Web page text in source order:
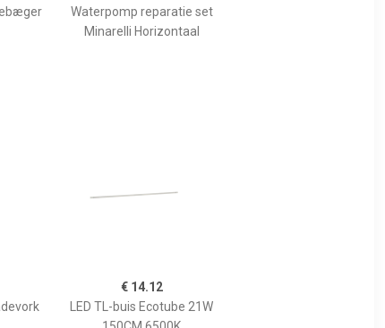
Waterpomp reparatie set
Minarelli Horizontaal
€ 14.12
LED TL-buis Ecotube 21W